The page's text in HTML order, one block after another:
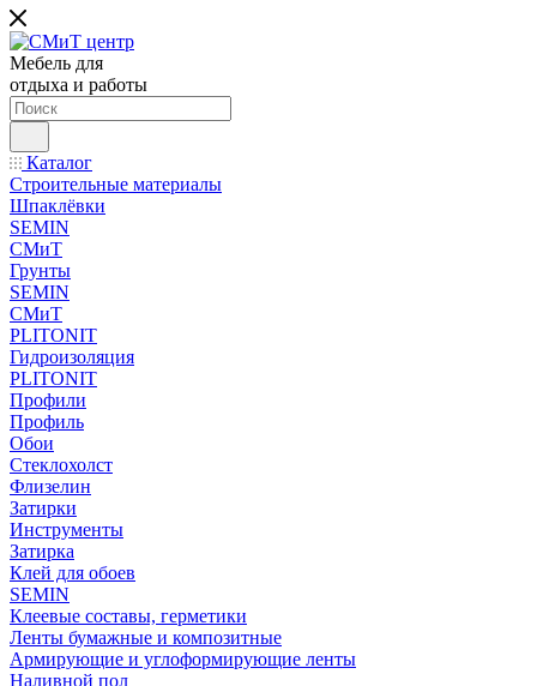
Мебель для
отдыха и работы
Каталог
Строительные материалы
Шпаклёвки
SEMIN
СМиТ
Грунты
SEMIN
СМиТ
PLITONIT
Гидроизоляция
PLITONIT
Профили
Профиль
Обои
Стеклохолст
Флизелин
Затирки
Инструменты
Затирка
Клей для обоев
SEMIN
Клеевые составы, герметики
Ленты бумажные и композитные
Армирующие и углоформирующие ленты
Наливной пол